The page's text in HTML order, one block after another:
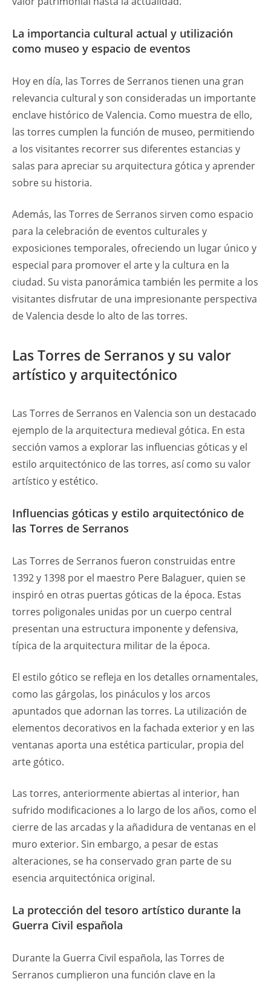
La importancia cultural actual y utilización
como museo y espacio de eventos
Hoy en día, las Torres de Serranos tienen una gran
relevancia cultural y son consideradas un importante
enclave histórico de Valencia. Como muestra de ello,
las torres cumplen la función de museo, permitiendo
a los visitantes recorrer sus diferentes estancias y
salas para apreciar su arquitectura gótica y aprender
sobre su historia.
Además, las Torres de Serranos sirven como espacio
para la celebración de eventos culturales y
exposiciones temporales, ofreciendo un lugar único y
especial para promover el arte y la cultura en la
ciudad. Su vista panorámica también les permite a los
visitantes disfrutar de una impresionante perspectiva
de Valencia desde lo alto de las torres.
Las Torres de Serranos y su valor
artístico y arquitectónico
Las Torres de Serranos en Valencia son un destacado
ejemplo de la arquitectura medieval gótica. En esta
sección vamos a explorar las influencias góticas y el
estilo arquitectónico de las torres, así como su valor
artístico y estético.
Influencias góticas y estilo arquitectónico de
las Torres de Serranos
Las Torres de Serranos fueron construidas entre
1392 y 1398 por el maestro Pere Balaguer, quien se
inspiró en otras puertas góticas de la época. Estas
torres poligonales unidas por un cuerpo central
presentan una estructura imponente y defensiva,
típica de la arquitectura militar de la época.
El estilo gótico se refleja en los detalles ornamentales,
como las gárgolas, los pináculos y los arcos
apuntados que adornan las torres. La utilización de
elementos decorativos en la fachada exterior y en las
ventanas aporta una estética particular, propia del
arte gótico.
Las torres, anteriormente abiertas al interior, han
sufrido modificaciones a lo largo de los años, como el
cierre de las arcadas y la añadidura de ventanas en el
muro exterior. Sin embargo, a pesar de estas
alteraciones, se ha conservado gran parte de su
esencia arquitectónica original.
La protección del tesoro artístico durante la
Guerra Civil española
Durante la Guerra Civil española, las Torres de
Serranos cumplieron una función clave en la